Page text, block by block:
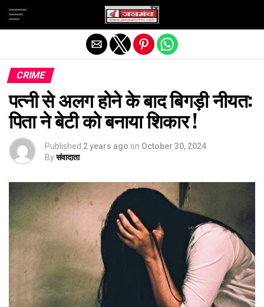
CRIME
पत्नी से अलग होने के बाद बिगड़ी नीयत:
पिता ने बेटी को बनाया शिकार !
Published 2 years ago on October 30, 2024
Byसंवादाता
Exit mobile version